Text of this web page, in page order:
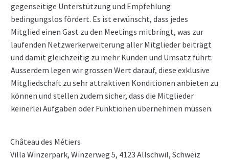
gegenseitige Unterstützung und Empfehlung
bedingungslos fördert. Es ist erwünscht, dass jedes
Mitglied einen Gast zu den Meetings mitbringt, was zur
laufenden Netzwerkerweiterung aller Mitglieder beiträgt
und damit gleichzeitig zu mehr Kunden und Umsatz führt.
Ausserdem legen wir grossen Wert darauf, diese exklusive
Mitgliedschaft zu sehr attraktiven Konditionen anbieten zu
können und stellen zudem sicher, dass die Mitglieder
keinerlei Aufgaben oder Funktionen übernehmen müssen.
Château des Métiers
Villa Winzerpark, Winzerweg 5, 4123 Allschwil, Schweiz